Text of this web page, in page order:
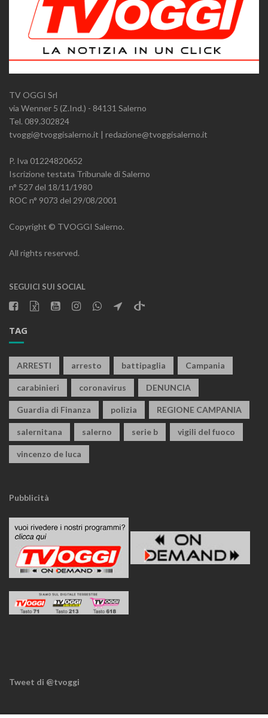
TV OGGI Srl
via Wenner 5 (Z.Ind.) - 84131 Salerno
Tel. 089.302824
tvoggi@tvoggisalerno.it | redazione@tvoggisalerno.it
P. Iva 01224820652
Iscrizione testata Tribunale di Salerno
n° 527 del 18/11/1980
ROC n° 9073 del 29/08/2001
Copyright © TVOGGI Salerno.
All rights reserved.
SEGUICI SUI SOCIAL
TAG
ARRESTI arresto battipaglia Campania
carabinieri coronavirus DENUNCIA
Guardia di Finanza polizia REGIONE CAMPANIA
salernitana salerno serie b vigili del fuoco
vincenzo de luca
Pubblicità
Tweet di @tvoggi